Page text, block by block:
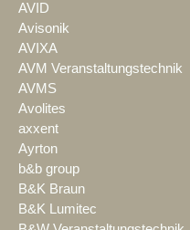
AVID
Avisonik
AVIXA
AVM Veranstaltungstechnik
AVMS
Avolites
axxent
Ayrton
b&b group
B&K Braun
B&K Lumitec